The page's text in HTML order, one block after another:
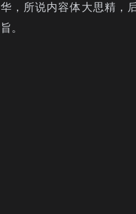
华，所说内容体大思精，
旨。